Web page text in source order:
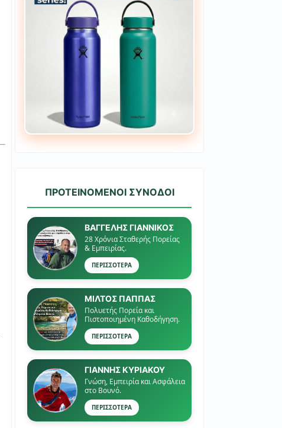
ΠΡΟΤΕΙΝΟΜΕΝΟΙ ΣΥΝΟΔΟΙ
ΒΑΓΓΕΛΗΣ ΓΙΑΝΝΙΚΟΣ
28 Χρόνια Σταθερής Πορείας
& Εμπειρίας.
ΠΕΡΙΣΣΟΤΕΡΑ
ΜΙΛΤΟΣ ΠΑΠΠΑΣ
Πολυετής Πορεία και
Πιστοποιημένη Καθοδήγηση.
ΠΕΡΙΣΣΟΤΕΡΑ
ΓΙΑΝΝΗΣ ΚΥΡΙΑΚΟΥ
Γνώση, Εμπειρία και Ασφάλεια
στο Βουνό.
ΠΕΡΙΣΣΟΤΕΡΑ